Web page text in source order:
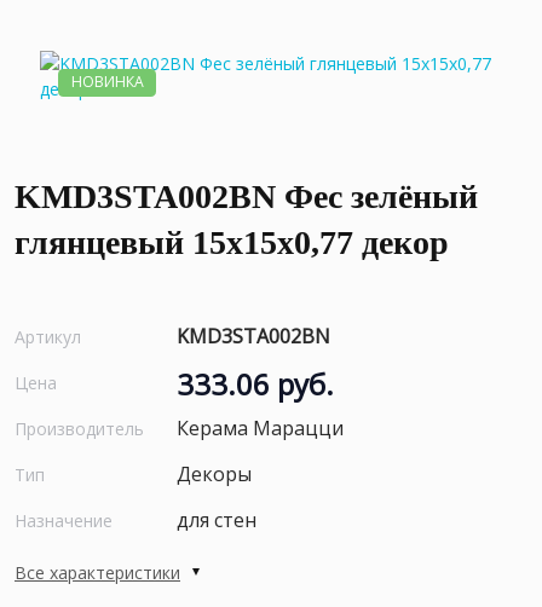
НОВИНКА
KMD3STA002BN Фес зелёный
глянцевый 15x15x0,77 декор
Артикул KMD3STA002BN
Цена 333.06 руб.
Производитель Керама Марацци
Тип Декоры
Назначение для стен
Все характеристики